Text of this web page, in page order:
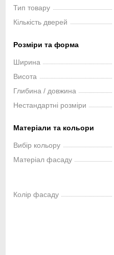
Тип товару
Кількість дверей
Розміри та форма
Ширина
Висота
Глибина / довжина
Нестандартні розміри
Матеріали та кольори
Вибір кольору
Матеріал фасаду
Колір фасаду